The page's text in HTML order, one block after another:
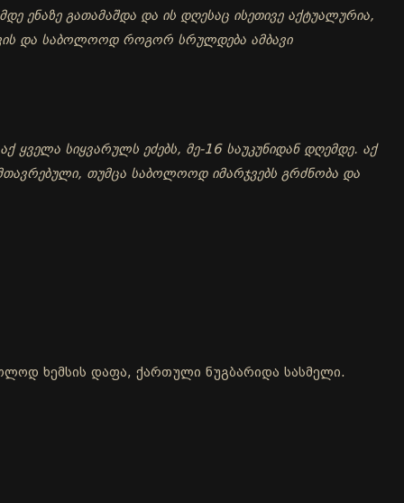
ენაზე გათამაშდა და ის დღესაც ისეთივე აქტუალურია,
და საბოლოოდ როგორ სრულდება ამბავი
ყველა სიყვარულს ეძებს, მე-16 საუკუნიდან დღემდე. აქ
თუმცა საბოლოოდ იმარჯვებს გრძნობა და
ხემსის დაფა, ქართული ნუგბარიდა სასმელი.